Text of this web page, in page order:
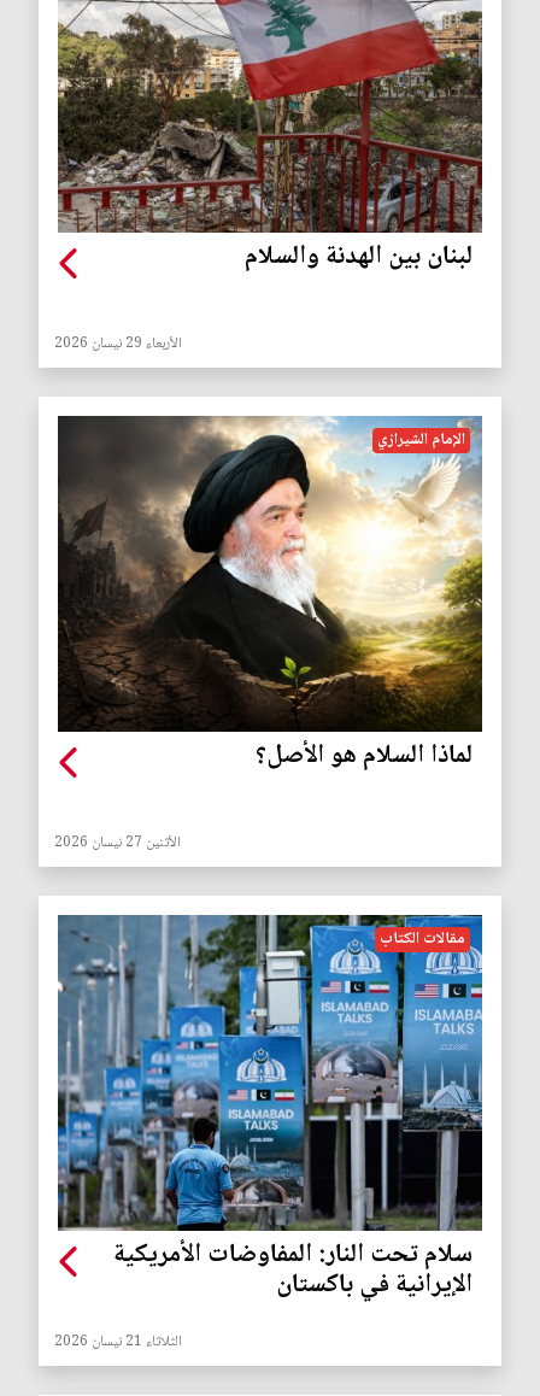
لبنان بين الهدنة والسلام
الأربعاء 29 نيسان 2026
الإمام الشيرازي
لماذا السلام هو الأصل؟
الأثنين 27 نيسان 2026
مقالات الكتاب
سلام تحت النار: المفاوضات الأمريكية
الإيرانية في باكستان
الثلاثاء 21 نيسان 2026